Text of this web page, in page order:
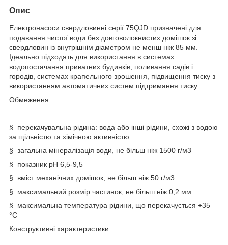
Опис
Електронасоси свердловинні серії 75QJD призначені для
подавання чистої води без довговолокнистих домішок зі
свердловин із внутрішнім діаметром не менш ніж 85 мм.
Ідеально підходять для використання в системах
водопостачання приватних будинків, поливання садів і
городів, системах крапельного зрошення, підвищення тиску з
використанням автоматичних систем підтримання тиску.
Обмеження
§ перекачувальна рідина: вода або інші рідини, схожі з водою
за щільністю та хімічною активністю
§ загальна мінералізація води, не більш ніж 1500 г/м3
§ показник pH 6,5-9,5
§ вміст механічних домішок, не більш ніж 50 г/м3
§ максимальний розмір частинок, не більш ніж 0,2 мм
§ максимальна температура рідини, що перекачується +35
°C
Конструктивні характеристики